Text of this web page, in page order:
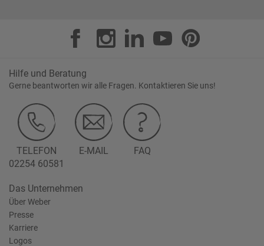
Hilfe und Beratung
Gerne beantworten wir alle Fragen. Kontaktieren Sie uns!
TELEFON
02254 60581
E-MAIL FAQ
Das Unternehmen
Über Weber
Presse
Karriere
Logos